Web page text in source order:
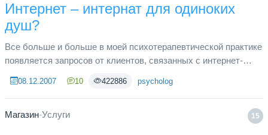
Интернет – интернат для одиноких
душ?
Все больше и больше в моей психотерапевтической практике
появляется запросов от клиентов, связанных с интернет-
отношении св...
08.12.2007 10 422886 psycholog
15
Магазин-Услуги